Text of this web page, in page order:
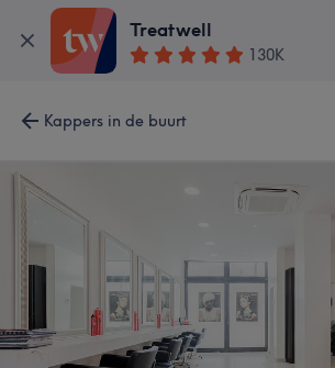
Treatwell
130K
Kappers in de buurt